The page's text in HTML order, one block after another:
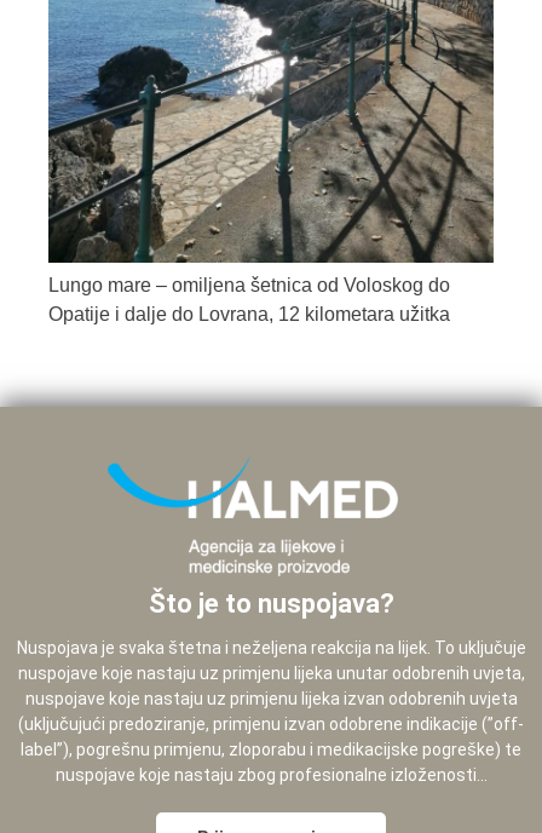
Lungo mare – omiljena šetnica od Voloskog do
Opatije i dalje do Lovrana, 12 kilometara užitka
Što je to nuspojava?
Nuspojava je svaka štetna i neželjena reakcija na lijek. To uključuje
nuspojave koje nastaju uz primjenu lijeka unutar odobrenih uvjeta,
nuspojave koje nastaju uz primjenu lijeka izvan odobrenih uvjeta
(uključujući predoziranje, primjenu izvan odobrene indikacije (”off-
label”), pogrešnu primjenu, zloporabu i medikacijske pogreške) te
nuspojave koje nastaju zbog profesionalne izloženosti...